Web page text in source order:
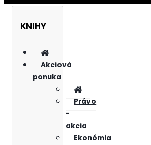
KNIHY
Akciová
ponuka
Právo
-
akcia
Ekonómia